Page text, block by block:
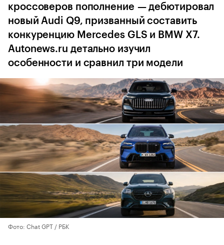
кроссоверов пополнение — дебютировал
новый Audi Q9, призванный составить
конкуренцию Mercedes GLS и BMW X7.
Autonews.ru детально изучил
особенности и сравнил три модели
Фото: Chat GPT / РБК